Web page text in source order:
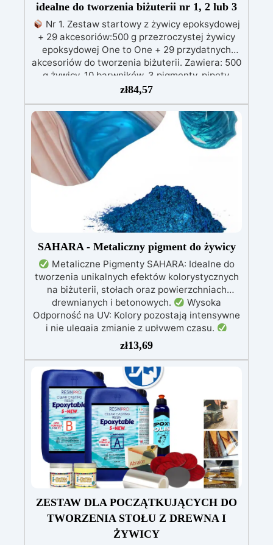
idealne do tworzenia biżuterii nr 1, 2 lub 3
Nr 1. Zestaw startowy z żywicy epoksydowej
+ 29 akcesoriów:500 g przezroczystej żywicy
epoksydowej One to One + 29 przydatnych
akcesoriów do tworzenia biżuterii. Zawiera: 500
g żywicy, 10 barwników, 3 pigmenty, pipety,
Nr 2. Zestaw startowy z żywicy epoksydowej
+ 100 akcesoriów:500 g przezroczystej żywicy
epoksydowej One to One + 100 przydatnych
akcesoriów do tworzenia biżuterii. Zawiera: 500
g żywicy, 12 dodatków dekoracyjnych, suszone
kwiaty, silikonową formę z literami, breloczki,
końcówki do miniwiertarki, ponad 100
elementów.
zł84,57
SAHARA - Metaliczny pigment do żywicy
Metaliczne Pigmenty SAHARA: Idealne do
tworzenia unikalnych efektów kolorystycznych
na biżuterii, stołach oraz powierzchniach
drewnianych i betonowych.
Wysoka
Odporność na UV: Kolory pozostają intensywne
i nie ulegają zmianie z upływem czasu.
Wszechstronność Zastosowania: Doskonałe do
żywicy epoksydowej, rękodzieła, modelarstwa i
dekoracji.
Dostępne w Dwóch Rozmiarach:
Opakowania 10 g i 100 g, dostosowane do
różnych potrzeb użytkowników.
Paleta Kolorów: Bogata gama metalicznych i
perłowych odcieni, w tym złoto, miedź,
niebieski, zielony i wiele innych.
zł13,69
ZESTAW DLA POCZĄTKUJĄCYCH DO
TWORZENIA STOŁU Z DREWNA I
ŻYWICY